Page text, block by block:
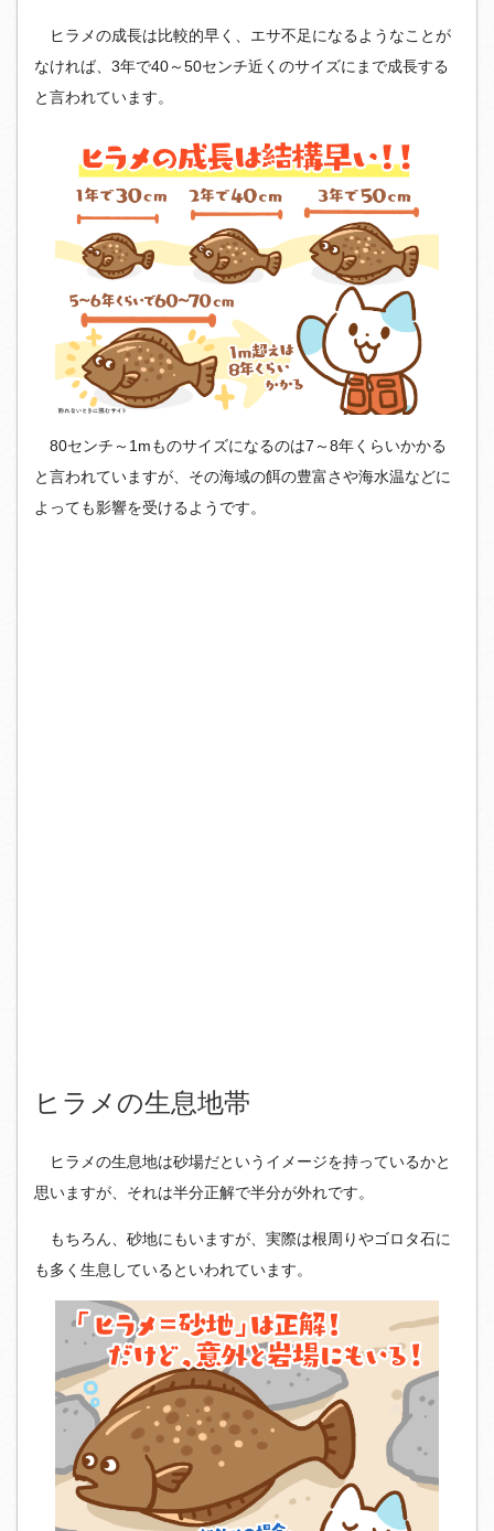
ヒラメの成長は比較的早く、エサ不足になるようなことが
なければ、3年で40～50センチ近くのサイズにまで成長する
と言われています。
80センチ～1mものサイズになるのは7～8年くらいかかる
と言われていますが、その海域の餌の豊富さや海水温などに
よっても影響を受けるようです。
ヒラメの生息地帯
ヒラメの生息地は砂場だというイメージを持っているかと
思いますが、それは半分正解で半分が外れです。
もちろん、砂地にもいますが、実際は根周りやゴロタ石に
も多く生息しているといわれています。